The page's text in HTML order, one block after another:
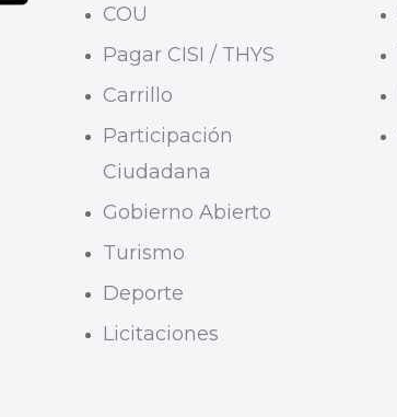
COU
Pagar CISI / THYS
Carrillo
Participación
Ciudadana
Gobierno Abierto
Turismo
Deporte
Licitaciones